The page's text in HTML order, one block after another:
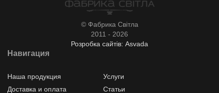
© Фабрика Світла
2011 - 2026
Розробка сайтів: Asvada
Навигация
Наша продукция
Услуги
Доставка и оплата
Статьи